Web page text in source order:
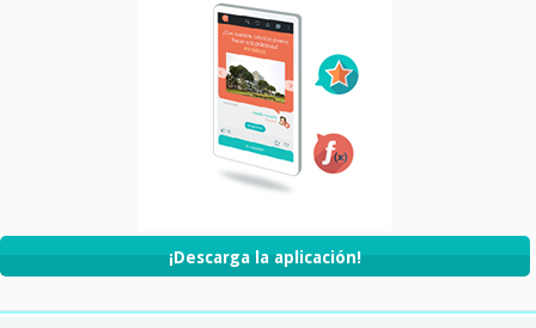
¡Descarga la aplicación!